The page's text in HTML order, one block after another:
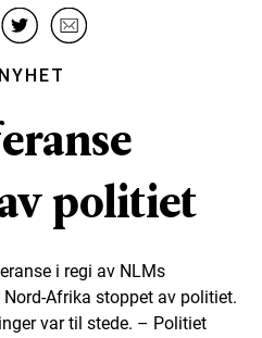
NYHET
politiet
i regi av NLMs
Afrika stoppet av politiet.
var til stede. – Politiet